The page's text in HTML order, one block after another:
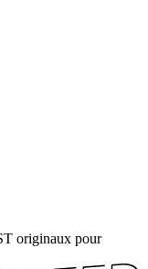
originaux pour